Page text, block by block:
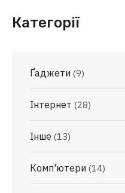
Категорії
Ґаджети (9)
Інтернет (28)
Інше (13)
Комп'ютери (14)